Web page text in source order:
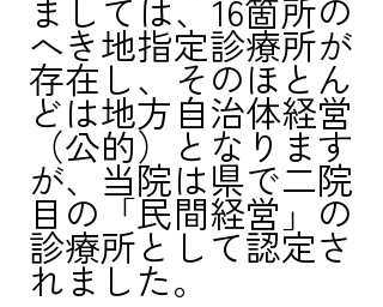
ましては、16箇所の
へき地指定診療所が
存在し、そのほとん
どは地方自治体経営
（公的）となります
が、当院は県で二院
目の「民間経営」の
診療所として認定さ
れました。